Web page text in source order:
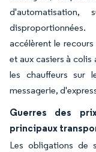
accélèrent le
et aux casiers à
les chauffeurs sur
messagerie,
Guerres des
principaux
Les obligations de